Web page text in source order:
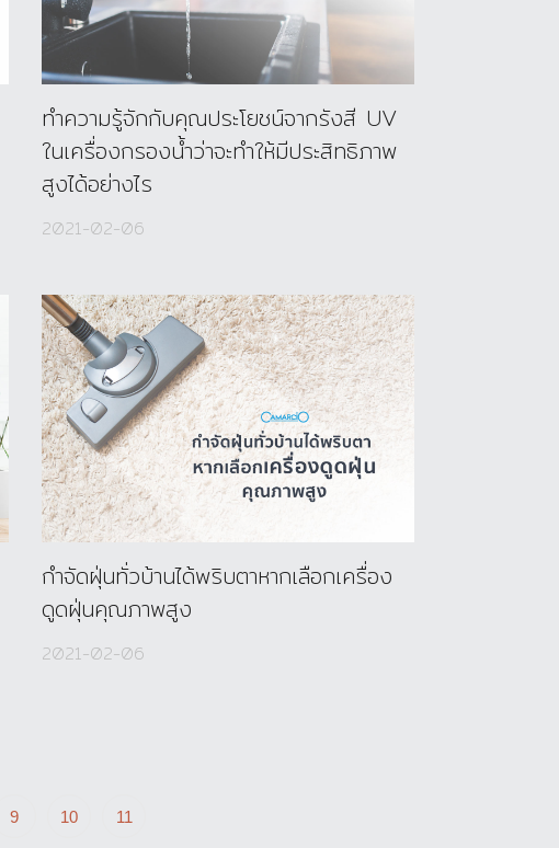
ทำความรู้จักกับคุณประโยชน์จากรังสี UV
ในเครื่องกรองน้ำว่าจะทำให้มีประสิทธิภาพ
สูงได้อย่างไร
2021-02-06
กำจัดฝุ่นทั่วบ้านได้พริบตาหากเลือกเครื่อง
ดูดฝุ่นคุณภาพสูง
2021-02-06
9 10 11